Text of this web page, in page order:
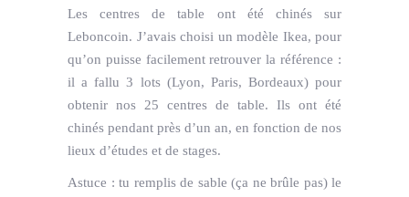
Les centres de table ont été chinés sur
Leboncoin. J’avais choisi un modèle Ikea, pour
qu’on puisse facilement retrouver la référence :
il a fallu 3 lots (Lyon, Paris, Bordeaux) pour
obtenir nos 25 centres de table. Ils ont été
chinés pendant près d’un an, en fonction de nos
lieux d’études et de stages.
Astuce : tu remplis de sable (ça ne brûle pas) le